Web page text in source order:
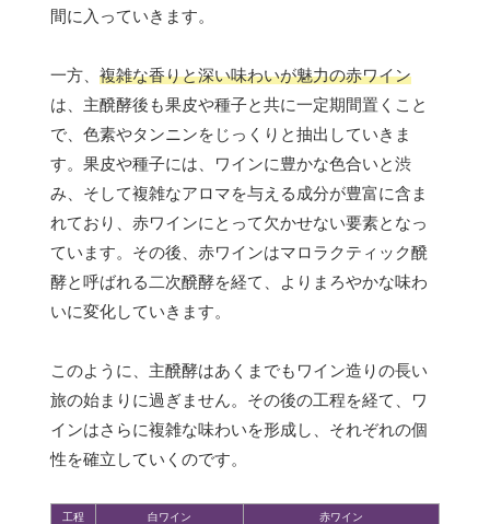
間に入っていきます。
一方、 複雑な香りと深い味わいが魅力の赤ワイン
は、主醗酵後も果皮や種子と共に一定期間置くこと
で、色素やタンニンをじっくりと抽出していきま
す。果皮や種子には、ワインに豊かな色合いと渋
み、そして複雑なアロマを与える成分が豊富に含ま
れており、赤ワインにとって欠かせない要素となっ
ています。その後、赤ワインはマロラクティック醗
酵と呼ばれる二次醗酵を経て、よりまろやかな味わ
いに変化していきます。
このように、主醗酵はあくまでもワイン造りの長い
旅の始まりに過ぎません。その後の工程を経て、ワ
インはさらに複雑な味わいを形成し、それぞれの個
性を確立していくのです。
工程 白ワイン 赤ワイン